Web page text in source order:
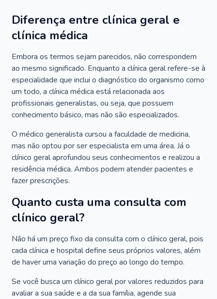
Diferença entre clínica geral e
clínica médica
Embora os termos sejam parecidos, não correspondem
ao mesmo significado. Enquanto a clínica geral refere-se à
especialidade que inclui o diagnóstico do organismo como
um todo, a clínica médica está relacionada aos
profissionais generalistas, ou seja, que possuem
conhecimento básico, mas não são especializados.
O médico generalista cursou a faculdade de medicina,
mas não optou por ser especialista em uma área. Já o
clínico geral aprofundou seus conhecimentos e realizou a
residência médica. Ambos podem atender pacientes e
fazer prescrições.
Quanto custa uma consulta com
clínico geral?
Não há um preço fixo da consulta com o clínico geral, pois
cada clínica e hospital define seus próprios valores, além
de haver uma variação do preço ao longo do tempo.
Se você busca um clínico geral por valores reduzidos para
avaliar a sua saúde e a da sua família, agende sua